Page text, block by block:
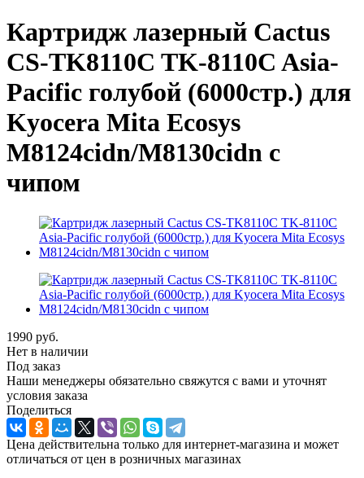
Картридж лазерный Cactus
CS-TK8110C TK-8110C Asia-
Pacific голубой (6000стр.) для
Kyocera Mita Ecosys
M8124cidn/M8130cidn с
чипом
1990 руб.
Нет в наличии
Под заказ
Наши менеджеры обязательно свяжутся с вами и уточнят
условия заказа
Поделиться
Цена действительна только для интернет-магазина и может
отличаться от цен в розничных магазинах